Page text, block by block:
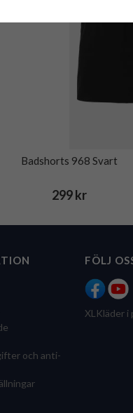
Badshorts 968 Svart
299 kr
och anti-
FÖLJ
XLKläder i